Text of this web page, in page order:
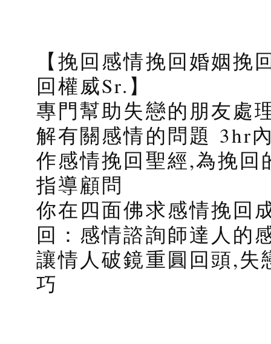
【挽回感情挽回婚姻
回權威Sr.】
專門幫助失戀的朋友處
解有關感情的問題 3hr
作感情挽回聖經,為挽
指導顧問
你在四面佛求感情挽回
回：感情諮詢師達人的
讓情人破鏡重圓回頭,
巧